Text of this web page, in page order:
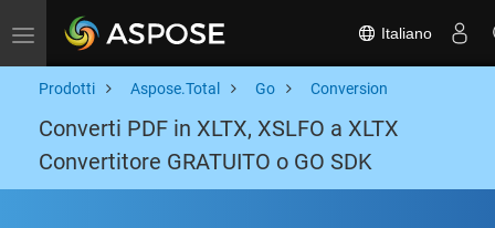
Toggle navigation Italiano
Prodotti Aspose.Total Go Conversion
Converti PDF in XLTX, XSLFO a XLTX
Convertitore GRATUITO o GO SDK